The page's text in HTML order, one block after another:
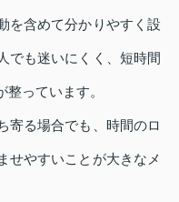
を含めて分かりやすく設
でも迷いにくく、短時間
っています。
寄る場合でも、時間のロ
せやすいことが大きなメ